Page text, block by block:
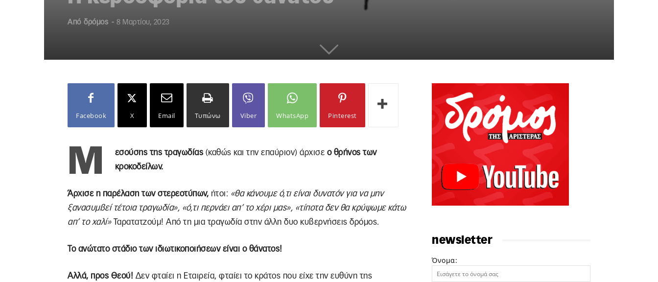
Από δρόμος - 8 Μαρτίου, 2023
Facebook X Email Τυπώνω Viber WhatsApp Pinterest
Μ εσούσης της τραγωδίας (καθώς και την επαύριον) άρχισε ο θρήνος των
κροκοδείλων.
Άρχισε η παρέλαση των στερεοτύπων, ήτοι: «θα κάνουμε ό,τι είναι δυνατόν για να μην
ξανασυμβεί τέτοια τραγωδία», «ό,τι περνάει απ’ το χέρι μας», «τίποτα δεν θα κρύψωμε κάτω
απ’ το χαλί»Ταρατατζούμ! Από τη μια τραγωδία στην άλλη δυο κυβερνήσεις δρόμος.
Το ανώτατο στάδιο των ιδιωτικοποιήσεων είναι ο θάνατος!
Αλλά, προς Θεού! Δεν φταίει η Εταιρεία, φταίει το κράτος που είχε την ευθύνη της
newsletter
Όνομα: